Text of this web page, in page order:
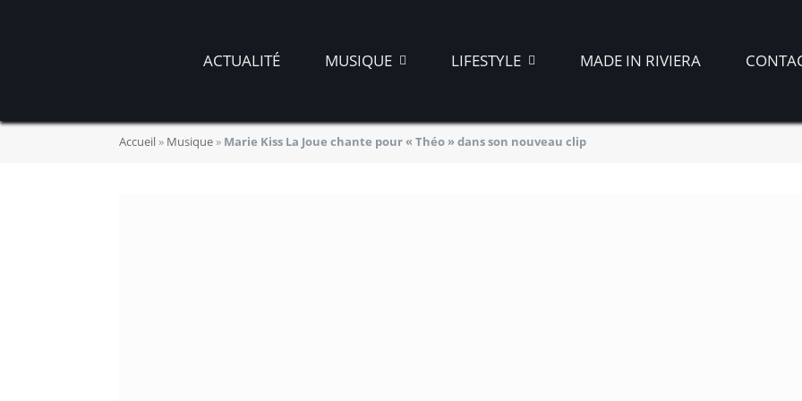
ACTUALITÉ MUSIQUE LIFESTYLE MADE IN RIVIERA
Accueil » Musique » Marie Kiss La Joue chante pour « Théo » dans son nouveau clip